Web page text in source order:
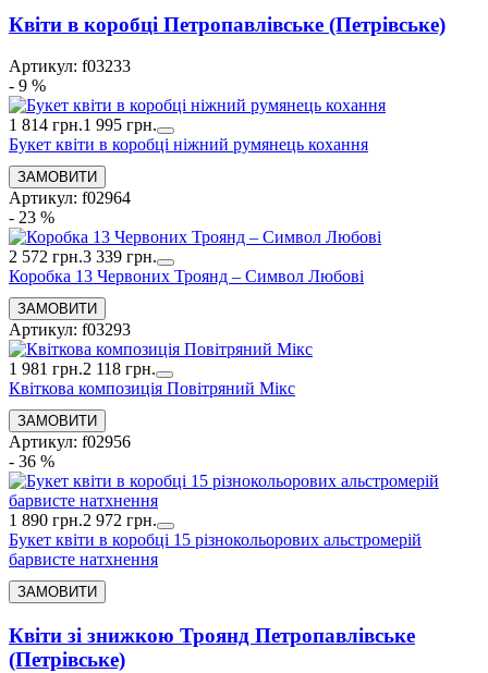
Квіти в коробці Петропавлівське (Петрівське)
Артикул: f03233
- 9 %
1 814 грн.1 995 грн.
Букет квіти в коробці ніжний румянець кохання
Артикул: f02964
- 23 %
2 572 грн.3 339 грн.
Коробка 13 Червоних Троянд – Символ Любові
Артикул: f03293
1 981 грн.2 118 грн.
Квіткова композиція Повітряний Мікс
Артикул: f02956
- 36 %
1 890 грн.2 972 грн.
Букет квіти в коробці 15 різнокольорових альстромерій
барвисте натхнення
Квіти зі знижкою Троянд Петропавлівське
(Петрівське)